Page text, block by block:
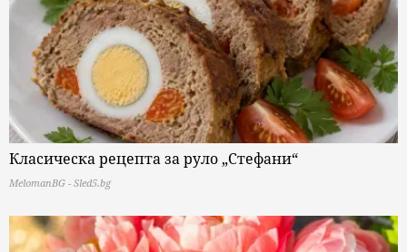
Класическа рецепта за руло „Стефани“
MelomanBG - Sled5.bg